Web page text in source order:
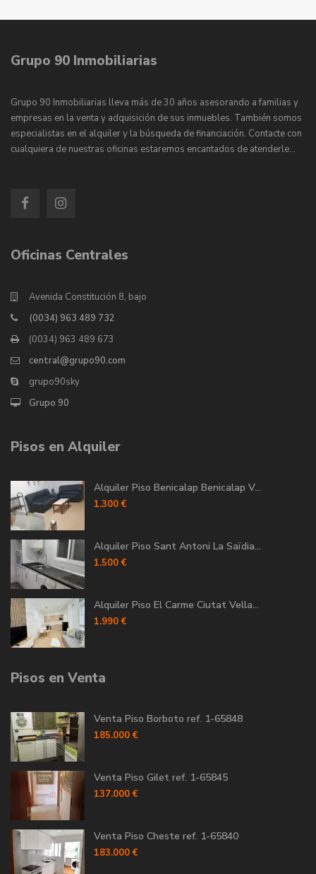
Grupo 90 Inmobiliarias
Grupo 90 Inmobiliarias lleva más de 30 años asesorando a familias y
empresas en la venta y adquisición de sus inmuebles. También somos
especialistas en el alquiler y la búsqueda de financiación. Contacte con
cualquiera de nuestras oficinas estaremos encantados de atenderle…
Oficinas Centrales
Avenida Constitución 8, bajo
(0034) 963 489 732
(0034) 963 489 673
central@grupo90.com
grupo90sky
Grupo 90
Pisos en Alquiler
Alquiler Piso Benicalap Benicalap V...
1.300 €
Alquiler Piso Sant Antoni La Saïdia...
1.500 €
Alquiler Piso El Carme Ciutat Vella...
1.990 €
Pisos en Venta
Venta Piso Borboto ref. 1-65848
185.000 €
Venta Piso Gilet ref. 1-65845
137.000 €
Venta Piso Cheste ref. 1-65840
183.000 €